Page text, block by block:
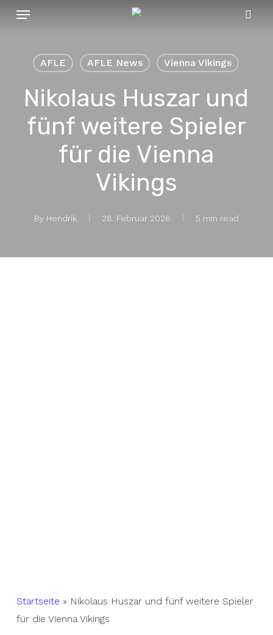
Skip
content
Menu
AFLE AFLE News Vienna Vikings
Nikolaus Huszar und
fünf weitere Spieler
für die Vienna
Vikings
By Hendrik 28. Februar 2026 5 min read
Startseite » Nikolaus Huszar und fünf weitere Spieler
für die Vienna Vikings